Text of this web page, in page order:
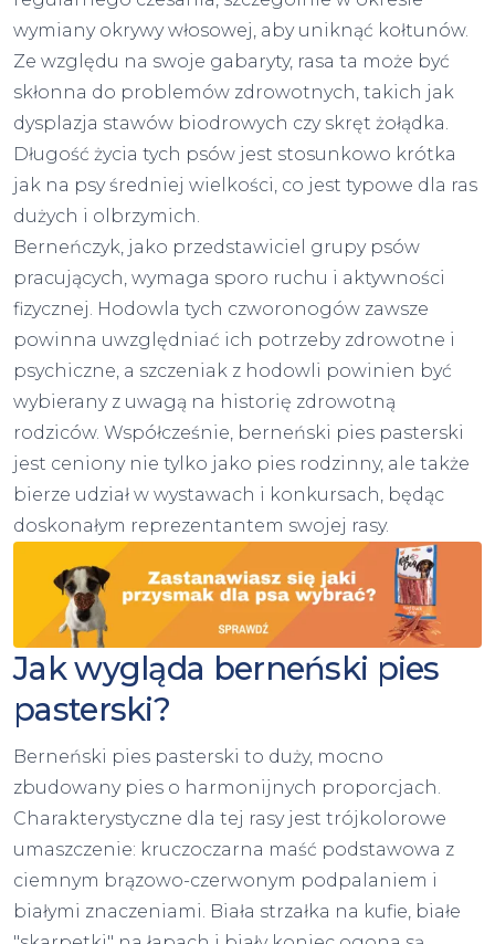
wymiany okrywy włosowej, aby uniknąć kołtunów.
Ze względu na swoje gabaryty, rasa ta może być
skłonna do problemów zdrowotnych, takich jak
dysplazja stawów biodrowych czy skręt żołądka.
Długość życia tych psów jest stosunkowo krótka
jak na psy średniej wielkości, co jest typowe dla ras
dużych i olbrzymich.
Berneńczyk, jako przedstawiciel grupy psów
pracujących, wymaga sporo ruchu i aktywności
fizycznej. Hodowla tych czworonogów zawsze
powinna uwzględniać ich potrzeby zdrowotne i
psychiczne, a szczeniak z hodowli powinien być
wybierany z uwagą na historię zdrowotną
rodziców. Współcześnie, berneński pies pasterski
jest ceniony nie tylko jako pies rodzinny, ale także
bierze udział w wystawach i konkursach, będąc
doskonałym reprezentantem swojej rasy.
Jak wygląda berneński pies
pasterski?
Berneński pies pasterski to duży, mocno
zbudowany pies o harmonijnych proporcjach.
Charakterystyczne dla tej rasy jest trójkolorowe
umaszczenie: kruczoczarna maść podstawowa z
ciemnym brązowo-czerwonym podpalaniem i
białymi znaczeniami. Biała strzałka na kufie, białe